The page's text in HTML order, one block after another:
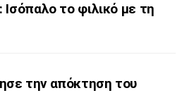
Ισόπαλο το φιλικό με τη
την απόκτηση του